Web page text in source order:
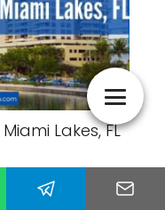
Lakes, FL